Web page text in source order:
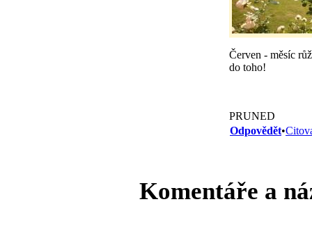
Červen - měsíc
do toho!
PRUNED
Odpovědět•
Komentáře a